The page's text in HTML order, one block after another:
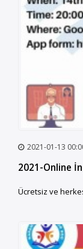
2021-01-13
2021-Online
Ücretsiz ve